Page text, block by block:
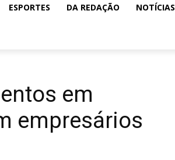
ESPORTES DA REDAÇÃO NOTÍCIAS
em
empresários